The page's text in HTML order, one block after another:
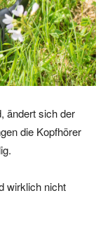
ändert sich der
die Kopfhörer
wirklich nicht